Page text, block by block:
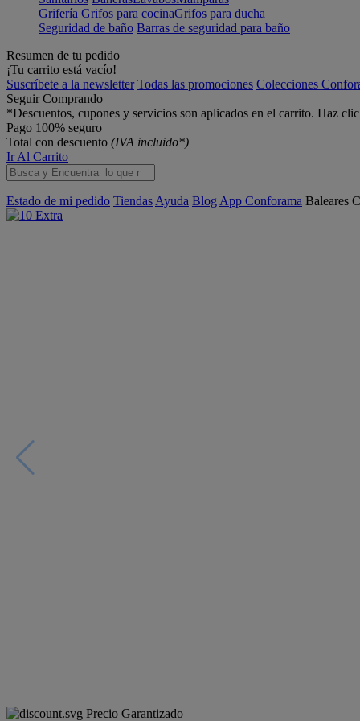
Grifería Grifos para cocinaGrifos para ducha
Seguridad de baño Barras de seguridad para baño
Resumen de tu pedido
¡Tu carrito está vacío!
Suscríbete a la newsletter Todas las promociones Colecciones
Seguir Comprando
*Descuentos, cupones y servicios son aplicados en el carrito. Haz
Pago 100% seguro
Total con descuento (IVA incluido*)
Ir Al Carrito
Estado de mi pedido Tiendas Ayuda Blog App Conforama Baleares
Precio Garantizado